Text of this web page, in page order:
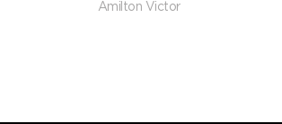
Amilton Victor